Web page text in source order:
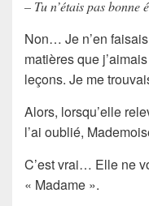
– Tu n’étais pas bonne
Non… Je n’en
matières que
leçons. Je me
Alors, lorsqu’elle
l’ai oublié,
C’est vrai… Elle ne
« Madame ».